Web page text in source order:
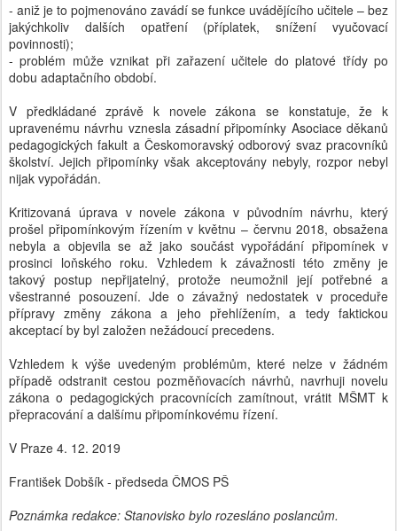
- aniž je to pojmenováno zavádí se funkce uvádějícího učitele – bez
jakýchkoliv dalších opatření (příplatek, snížení vyučovací
povinnosti);
- problém může vznikat při zařazení učitele do platové třídy po
dobu adaptačního období.
V předkládané zprávě k novele zákona se konstatuje, že k
upravenému návrhu vznesla zásadní připomínky Asociace děkanů
pedagogických fakult a Českomoravský odborový svaz pracovníků
školství. Jejich připomínky však akceptovány nebyly, rozpor nebyl
nijak vypořádán.
Kritizovaná úprava v novele zákona v původním návrhu, který
prošel připomínkovým řízením v květnu – červnu 2018, obsažena
nebyla a objevila se až jako součást vypořádání připomínek v
prosinci loňského roku. Vzhledem k závažnosti této změny je
takový postup nepřijatelný, protože neumožnil její potřebné a
všestranné posouzení. Jde o závažný nedostatek v proceduře
přípravy změny zákona a jeho přehlížením, a tedy faktickou
akceptací by byl založen nežádoucí precedens.
Vzhledem k výše uvedeným problémům, které nelze v žádném
případě odstranit cestou pozměňovacích návrhů, navrhuji novelu
zákona o pedagogických pracovnících zamítnout, vrátit MŠMT k
přepracování a dalšímu připomínkovému řízení.
V Praze 4. 12. 2019
František Dobšík - předseda ČMOS PŠ
Poznámka redakce: Stanovisko bylo rozesláno poslancům.